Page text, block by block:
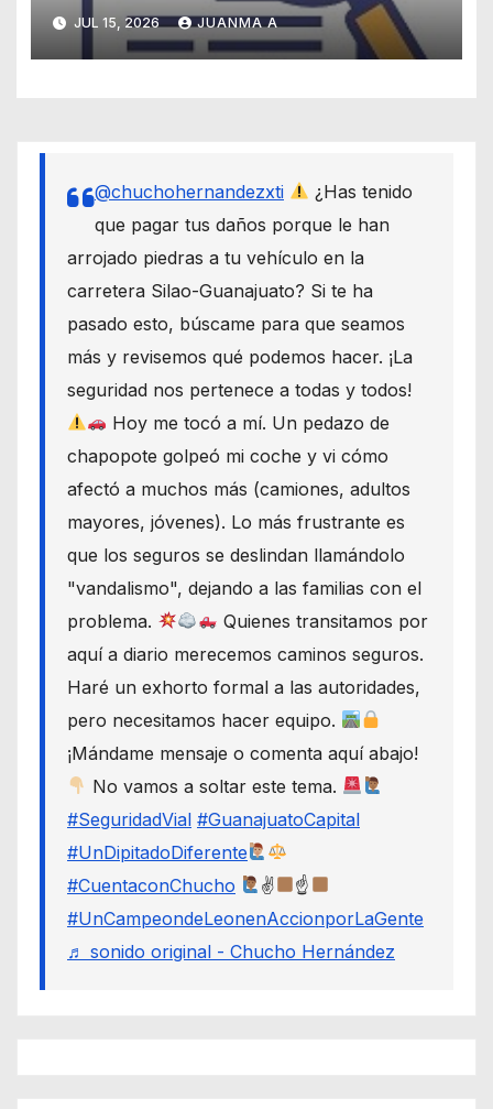
JUL 15, 2026 JUANMA A
@chuchohernandezxti
¿Has tenido
que pagar tus daños porque le han
arrojado piedras a tu vehículo en la
carretera Silao-Guanajuato? Si te ha
pasado esto, búscame para que seamos
más y revisemos qué podemos hacer. ¡La
seguridad nos pertenece a todas y todos!
Hoy me tocó a mí. Un pedazo de
chapopote golpeó mi coche y vi cómo
afectó a muchos más (camiones, adultos
mayores, jóvenes). Lo más frustrante es
que los seguros se deslindan llamándolo
"vandalismo", dejando a las familias con el
problema.
Quienes transitamos por
aquí a diario merecemos caminos seguros.
Haré un exhorto formal a las autoridades,
pero necesitamos hacer equipo.
¡Mándame mensaje o comenta aquí abajo!
No vamos a soltar este tema.
#SeguridadVial #GuanajuatoCapital
#UnDipitadoDiferente
#CuentaconChucho
✌
☝
#UnCampeondeLeonenAccionporLaGente
♬ sonido original - Chucho Hernández